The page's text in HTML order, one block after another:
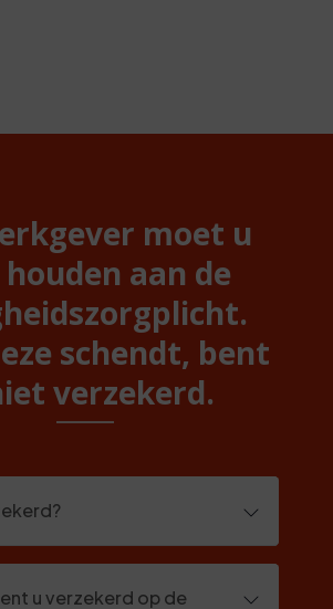
moet u
aan de
schendt, bent
verzekerd.
u verzekerd op de